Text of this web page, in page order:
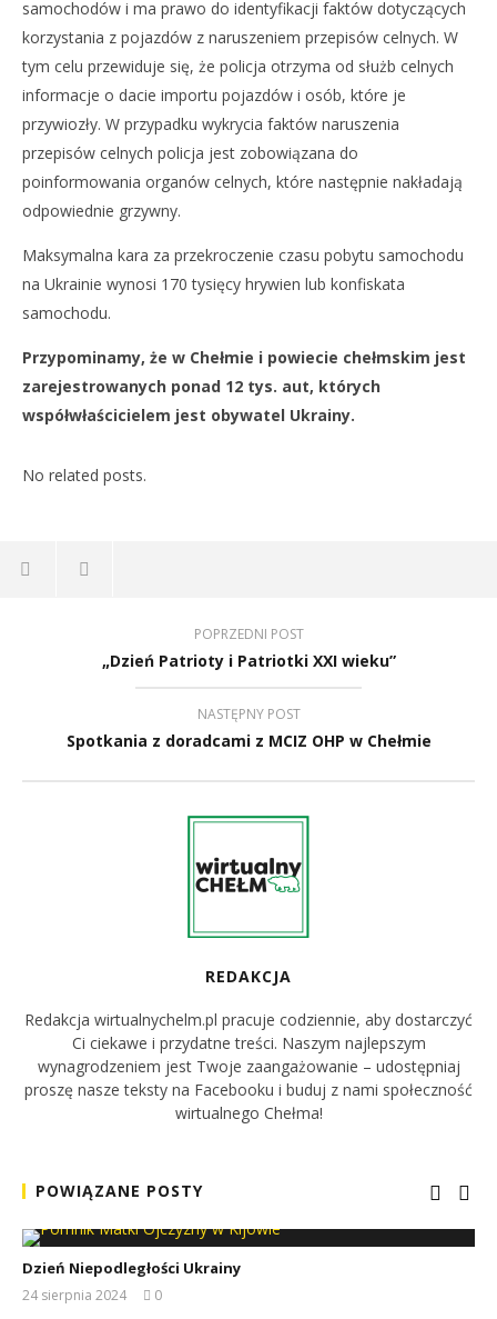
samochodów i ma prawo do identyfikacji faktów dotyczących
korzystania z pojazdów z naruszeniem przepisów celnych. W
tym celu przewiduje się, że policja otrzyma od służb celnych
informacje o dacie importu pojazdów i osób, które je
przywiozły. W przypadku wykrycia faktów naruszenia
przepisów celnych policja jest zobowiązana do
poinformowania organów celnych, które następnie nakładają
odpowiednie grzywny.
Maksymalna kara za przekroczenie czasu pobytu samochodu
na Ukrainie wynosi 170 tysięcy hrywien lub konfiskata
samochodu.
Przypominamy, że w Chełmie i powiecie chełmskim jest
zarejestrowanych ponad 12 tys. aut, których
współwłaścicielem jest obywatel Ukrainy.
No related posts.
POPRZEDNI POST
„Dzień Patrioty i Patriotki XXI wieku”
NASTĘPNY POST
Spotkania z doradcami z MCIZ OHP w Chełmie
REDAKCJA
Redakcja wirtualnychelm.pl pracuje codziennie, aby dostarczyć
Ci ciekawe i przydatne treści. Naszym najlepszym
wynagrodzeniem jest Twoje zaangażowanie – udostępniaj
proszę nasze teksty na Facebooku i buduj z nami społeczność
wirtualnego Chełma!
POWIĄZANE POSTY
Dzień Niepodległości Ukrainy
24 sierpnia 2024
0